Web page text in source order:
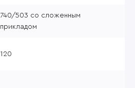
740/503 со сложенным
прикладом
120